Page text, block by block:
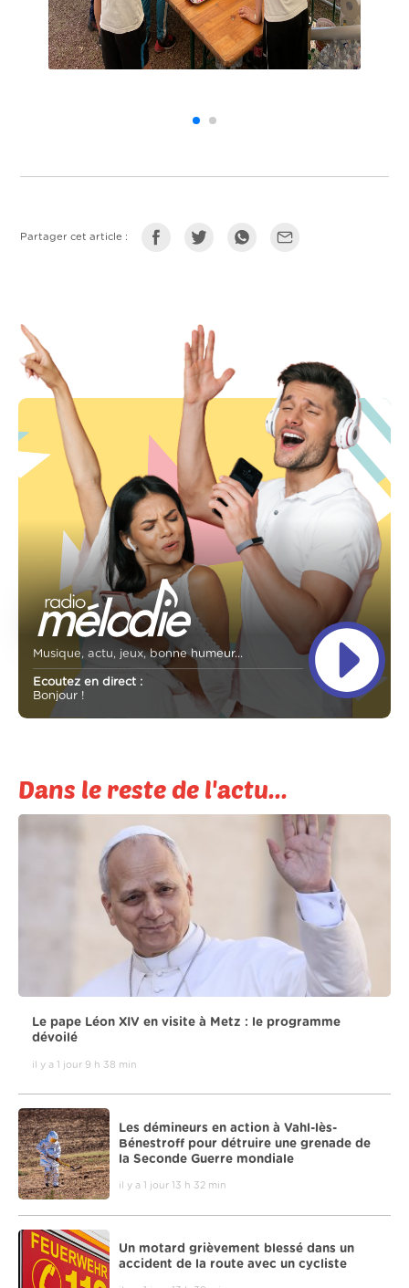
Partager cet article :
Musique, actu, jeux, bonne humeur...
Ecoutez en direct :
Bonjour !
Dans le reste de l'actu...
Le pape Léon XIV en visite à Metz : le programme
dévoilé
il y a 1 jour 9 h 38 min
Les démineurs en action à Vahl-lès-
Bénestroff pour détruire une grenade de
la Seconde Guerre mondiale
il y a 1 jour 13 h 32 min
Un motard grièvement blessé dans un
accident de la route avec un cycliste